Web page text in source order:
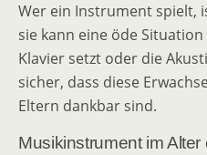
Wer ein Instrument spielt,
sie kann eine öde
Klavier setzt oder die
sicher, dass diese
Eltern dankbar sind.
Musikinstrument im Alter